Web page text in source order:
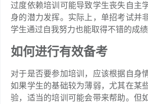
过度依赖培训可能导致学生丧失自主
身的潜力发挥。实际上，单招考试并
学生通过自我努力也能取得不错的成绩
如何进行有效备考
对于是否要参加培训，应该根据自身
如果学生的基础较为薄弱，尤其在某
验，适当的培训可能会带来帮助。但